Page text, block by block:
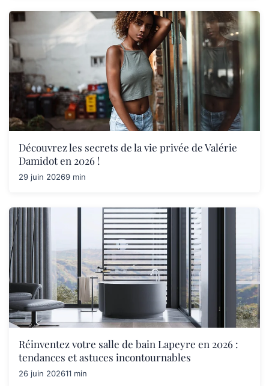
Découvrez les secrets de la vie privée de Valérie
Damidot en 2026 !
29 juin 20269 min
Réinventez votre salle de bain Lapeyre en 2026 :
tendances et astuces incontournables
26 juin 202611 min